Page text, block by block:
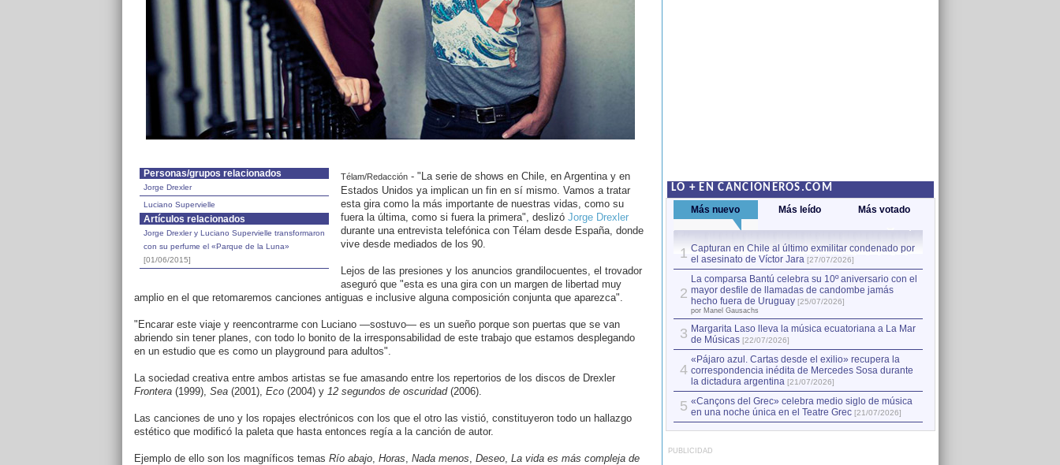
Personas/grupos relacionados
Jorge Drexler
Luciano Supervielle
Artículos relacionados
Jorge Drexler y Luciano Supervielle transformaron
con su perfume el «Parque de la Luna»
[01/06/2015]
Télam/Redacción- "La serie de shows en Chile, en Argentina y en
Estados Unidos ya implican un fin en sí mismo. Vamos a tratar
esta gira como la más importante de nuestras vidas, como su
fuera la última, como si fuera la primera", deslizó Jorge Drexler
durante una entrevista telefónica con Télam desde España, donde
vive desde mediados de los 90.
Lejos de las presiones y los anuncios grandilocuentes, el trovador
aseguró que "esta es una gira con un margen de libertad muy
amplio en el que retomaremos canciones antiguas e inclusive alguna composición conjunta que aparezca".
"Encarar este viaje y reencontrarme con Luciano —sostuvo— es un sueño porque son puertas que se van
abriendo sin tener planes, con todo lo bonito de la irresponsabilidad de este trabajo que estamos desplegando
en un estudio que es como un playground para adultos".
La sociedad creativa entre ambos artistas se fue amasando entre los repertorios de los discos de Drexler
Frontera(1999), Sea(2001), Eco(2004) y 12 segundos de oscuridad(2006).
Las canciones de uno y los ropajes electrónicos con los que el otro las vistió, constituyeron todo un hallazgo
estético que modificó la paleta que hasta entonces regía a la canción de autor.
Ejemplo de ello son los magníficos temas Río abajo, Horas, Nada menos, Deseo, La vida es más compleja de
LO + EN CANCIONEROS.COM
Más nuevo Más leído Más votado
1 Capturan en Chile al último exmilitar condenado por
el asesinato de Víctor Jara [27/07/2026]
2
La comparsa Bantú celebra su 10º aniversario con el
mayor desfile de llamadas de candombe jamás
hecho fuera de Uruguay [25/07/2026]
por Manel Gausachs
3 Margarita Laso lleva la música ecuatoriana a La Mar
de Músicas [22/07/2026]
4
«Pájaro azul. Cartas desde el exilio» recupera la
correspondencia inédita de Mercedes Sosa durante
la dictadura argentina [21/07/2026]
5 «Cançons del Grec» celebra medio siglo de música
en una noche única en el Teatre Grec [21/07/2026]
PUBLICIDAD